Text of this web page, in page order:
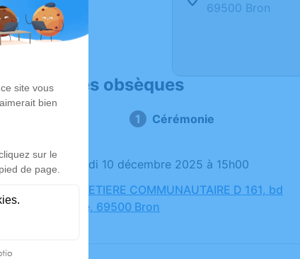
69500 Bron
Déroulé des obsèques
Cérémonie
Le mercredi 10 décembre 2025 à 15h00
PARC CIMETIERE COMMUNAUTAIRE D 161, bd
Université, 69500 Bron